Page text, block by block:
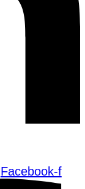
Facebook-f